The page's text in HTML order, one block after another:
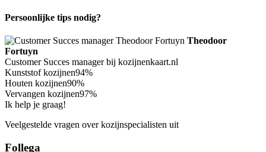
Persoonlijke tips nodig?
Theodoor
Fortuyn
Customer Succes manager bij kozijnenkaart.nl
Kunststof kozijnen94%
Houten kozijnen90%
Vervangen kozijnen97%
Ik help je graag!
Veelgestelde vragen over kozijnspecialisten uit
Follega